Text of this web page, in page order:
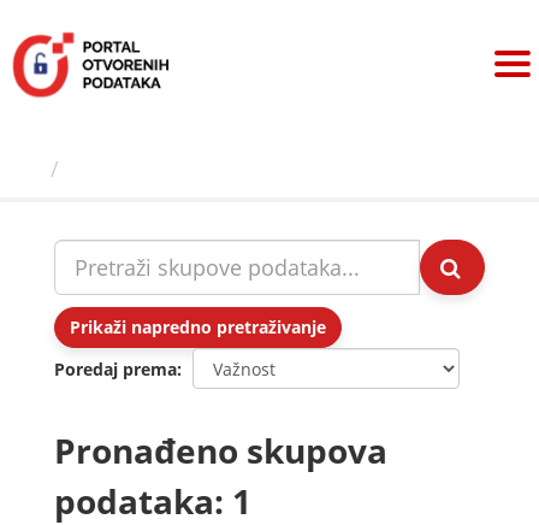
sadržaj
Prikaži napredno pretraživanje
Poredaj prema
Pronađeno skupova
podataka: 1